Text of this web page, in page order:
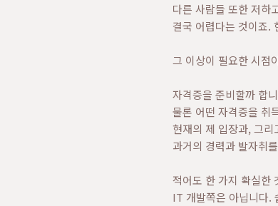
다른 사람들 또한 저하
결국 어렵다는 것이죠.
그 이상이 필요한 시점
자격증을 준비할까 합
물론 어떤 자격증을 취
현재의 제 입장과, 그
과거의 경력과 발자취
적어도 한 가지 확실한
IT 개발쪽은 아닙니다.